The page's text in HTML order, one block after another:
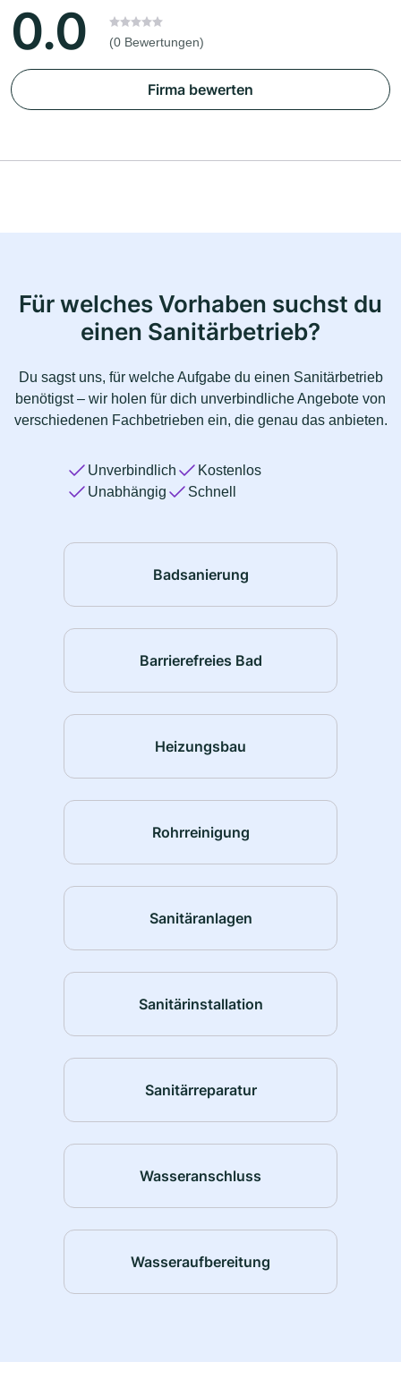
0.0 (0 Bewertungen)
Firma bewerten
Für welches Vorhaben suchst du
einen Sanitärbetrieb?
Du sagst uns, für welche Aufgabe du einen Sanitärbetrieb
benötigst – wir holen für dich unverbindliche Angebote von
verschiedenen Fachbetrieben ein, die genau das anbieten.
Unverbindlich
Kostenlos
Unabhängig
Schnell
Badsanierung
Barrierefreies Bad
Heizungsbau
Rohrreinigung
Sanitäranlagen
Sanitärinstallation
Sanitärreparatur
Wasseranschluss
Wasseraufbereitung